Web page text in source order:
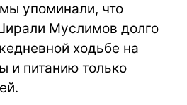
мы упоминали, что
Муслимов долго
ходьбе на
и питанию только